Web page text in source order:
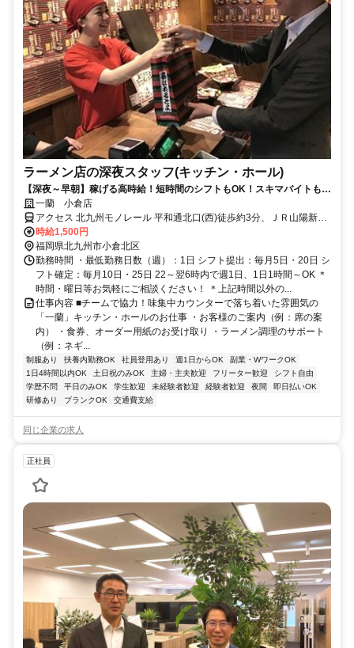
ラーメン店の深夜スタッフ(キッチン・ホール)
【深夜～早朝】稼げる高時給！短時間のシフトもOK！スキマバイトも日
払いも可・髪色自由！
一蘭 小倉店
アクセス 北九州モノレール 平和通北口(西)徒歩約3分、ＪＲ山陽新幹
線/ＪＲ東海道新幹線 小倉（福岡県）小倉城口徒歩約4分、ＪＲ鹿児島
本線 小倉（福岡県）小倉城口徒歩約4分 西鉄バス「魚町」より徒歩2
分 北九州都市高速道路「小倉駅北ランプ」車8分
時給1,500円
福岡県北九州市小倉北区
勤務時間 ・最低勤務日数（週）：1日 シフト提出：毎月5日・20日 シ
フト確定：毎月10日・25日 22～翌6時内で週1日、1日1時間～OK ＊
時間・曜日等お気軽にご相談ください！ ＊上記時間以外の...
仕事内容 ■チームで協力！味集中カウンターで落ち着いた雰囲気の
「一蘭」キッチン・ホールのお仕事 ・お客様のご案内（例：席の案
内） ・食券、オーダー用紙のお受け取り ・ラーメン調理のサポート
（例：ネギ...
制服あり 扶養内勤務OK 社員登用あり 週1日からOK
副業・WワークOK
1日4時間以内OK
土日祝のみOK 主婦・主夫歓迎 フリーター歓迎
シフト自由
学歴不問
平日のみOK 学生歓迎 未経験者歓迎 経験者歓迎 夜間
即日払いOK
研修あり
ブランクOK 交通費支給
同じ企業の求人
正社員